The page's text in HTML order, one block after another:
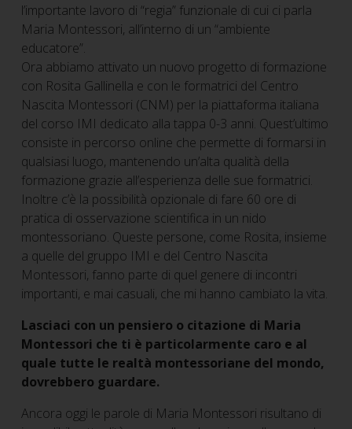
l’importante lavoro di “regia” funzionale di cui ci parla
Maria Montessori, all’interno di un “ambiente
educatore”.
Ora abbiamo attivato un nuovo progetto di formazione
con Rosita Gallinella e con le formatrici del Centro
Nascita Montessori (CNM) per la piattaforma italiana
del corso IMI dedicato alla tappa 0-3 anni. Quest’ultimo
consiste in percorso online che permette di formarsi in
qualsiasi luogo, mantenendo un’alta qualità della
formazione grazie all’esperienza delle sue formatrici.
Inoltre c’è la possibilità opzionale di fare 60 ore di
pratica di osservazione scientifica in un nido
montessoriano. Queste persone, come Rosita, insieme
a quelle del gruppo IMI e del Centro Nascita
Montessori, fanno parte di quel genere di incontri
importanti, e mai casuali, che mi hanno cambiato la vita.
Lasciaci con un pensiero o citazione di Maria
Montessori che ti è particolarmente caro e al
quale tutte le realtà montessoriane del mondo,
dovrebbero guardare.
Ancora oggi le parole di Maria Montessori risultano di